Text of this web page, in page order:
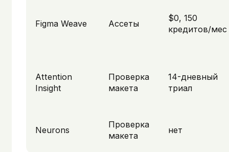
Figma Weave Ассеты
$0, 150
кредитов/мес
Attention
Insight
Проверка
макета
14-дневный
триал
Neurons
Проверка
макета
нет